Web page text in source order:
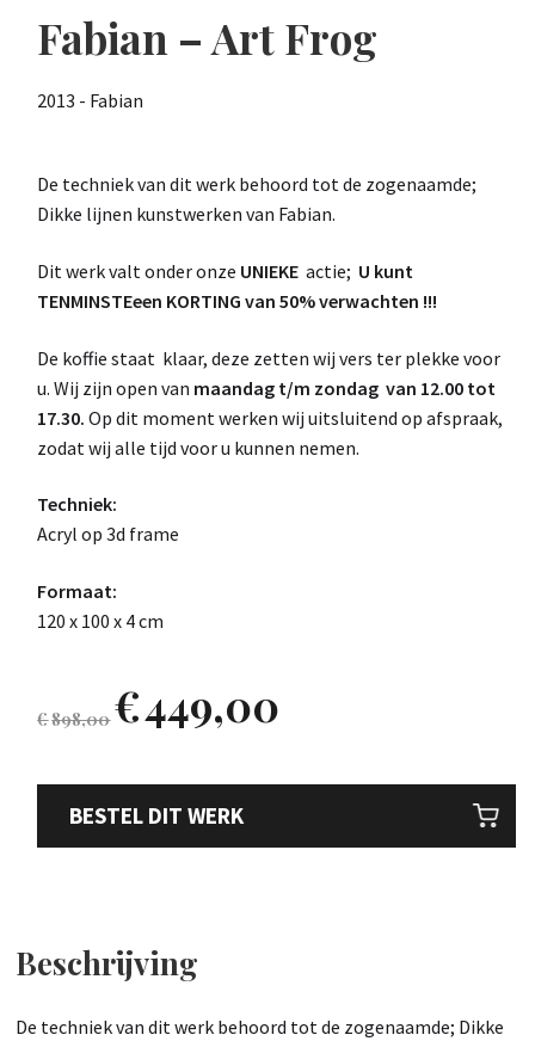
Fabian – Art Frog
2013 - Fabian
De techniek van dit werk behoord tot de zogenaamde;
Dikke lijnen kunstwerken van Fabian.
Dit werk valt onder onze UNIEKE actie; U kunt
TENMINSTEeen KORTING van 50% verwachten !!!
De koffie staat klaar, deze zetten wij vers ter plekke voor
u. Wij zijn open van maandag t/m zondag van 12.00 tot
17.30. Op dit moment werken wij uitsluitend op afspraak,
zodat wij alle tijd voor u kunnen nemen.
Techniek:
Acryl op 3d frame
Formaat:
120 x 100 x 4 cm
€898,00€449,00
BESTEL DIT WERK
Beschrijving
De techniek van dit werk behoord tot de zogenaamde; Dikke